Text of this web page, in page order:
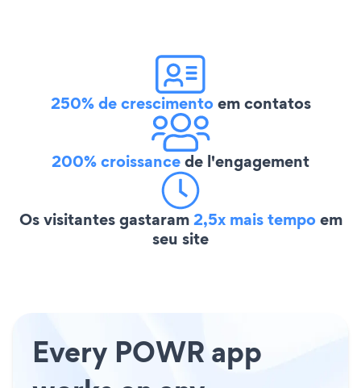
250% de crescimentoem contatos
200% croissancede l'engagement
Os visitantes gastaram2,5x mais tempoem
seu site
Every POWR app